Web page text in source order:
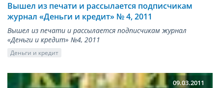
Вышел из печати и рассылается подписчикам
журнал «Деньги и кредит» № 4, 2011
Вышел из печати и рассылается подписчикам журнал
«Деньги и кредит» №4, 2011
Деньги и кредит
09.03.2011